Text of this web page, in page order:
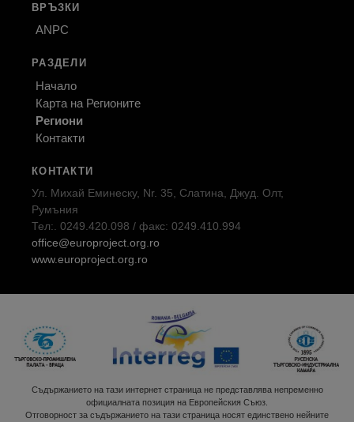
ВРЪЗКИ
ANPC
РАЗДЕЛИ
Начало
Карта на Регионите
Региони
Контакти
КОНТАКТИ
Ул. Михай Еминеску, Nr. 35, Слатина, Джуд. Олт,
Румъния
Тел:. 0249.420.098 / факс: 0249.410.994
office@europroject.org.ro
www.europroject.org.ro
Съдържанието на тази интернет страница не представлява непременно
официалната позиция на Европейския Съюз.
Отговорност за съдържанието на тази страница носят единствено нейните